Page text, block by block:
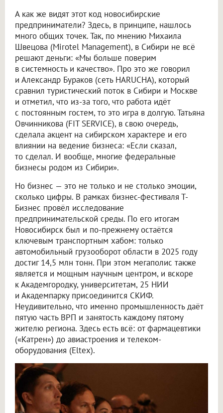
А как же видят этот код новосибирские
предприниматели? Здесь, в принципе, нашлось
много общих точек. Так, по мнению Михаила
Швецова (Mirotel Management), в Сибири не всё
решают деньги: «Мы больше поверим
в системность и качество». Про это же говорил
и Александр Бураков (сеть HARUCHA), который
сравнил туристический поток в Сибири и Москве
и отметил, что из-за того, что работа идёт
с постоянным гостем, то это игра в долгую. Татьяна
Овчинникова (FIT SERVICE), в свою очередь,
сделала акцент на сибирском характере и его
влиянии на ведение бизнеса: «Если сказал,
то сделал. И вообще, многие федеральные
бизнесы родом из Сибири».
Но бизнес — это не только и не столько эмоции,
сколько цифры. В рамках бизнес-фестиваля Т-
Бизнес провёл исследование
предпринимательской среды. По его итогам
Новосибирск был и по-прежнему остаётся
ключевым транспортным хабом: только
автомобильный грузооборот области в 2025 году
достиг 14,5 млн тонн. При этом мегаполис также
является и мощным научным центром, и вскоре
к Академгородку, университетам, 25 НИИ
и Академпарку присоединится СКИФ.
Неудивительно, что именно промышленность даёт
пятую часть ВРП и занятость каждому пятому
жителю региона. Здесь есть всё: от фармацевтики
(«Катрен») до авиастроения и телеком-
оборудования (Eltex).